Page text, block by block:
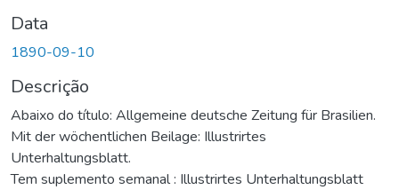
Data
1890-09-10
Descrição
Abaixo do título: Allgemeine deutsche Zeitung für Brasilien.
Mit der wöchentlichen Beilage: Illustrirtes
Unterhaltungsblatt.
Tem suplemento semanal : Illustrirtes Unterhaltungsblatt